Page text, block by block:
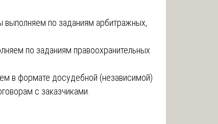
выполняем по заданиям арбитражных,
по заданиям правоохранительных
в формате досудебной (независимой)
с заказчиками.